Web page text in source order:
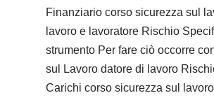
Finanziario corso sicurezza sul
lavoro e lavoratore Rischio
strumento Per fare ciò occorre
sul Lavoro datore di lavoro
Carichi corso sicurezza sul